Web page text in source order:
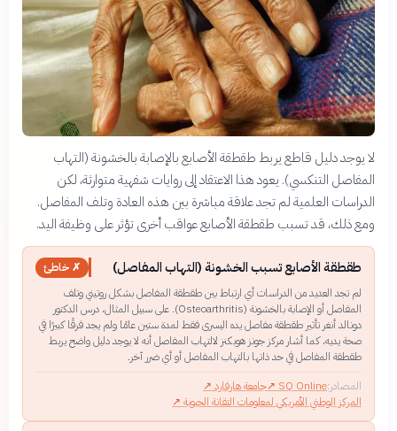
لا يوجد دليل قاطع يربط طقطقة الأصابع بالإصابة بالخشونة (التهاب
المفاصل التنكسي). يعود هذا الاعتقاد إلى روايات شفهية متوارثة، لكن
الدراسات العلمية لم تجد علاقة مباشرة بين هذه العادة وتلف المفاصل.
ومع ذلك، قد تسبب طقطقة الأصابع عواقب أخرى تؤثر على وظيفة اليد.
طقطقة الأصابع تسبب الخشونة (التهاب المفاصل)
✗ خاطئ
لم تجد العديد من الدراسات أي ارتباط بين طقطقة المفاصل بشكل روتيني وتلف
المفاصل أو الإصابة بالخشونة (Osteoarthritis). على سبيل المثال، درس الدكتور
دونالد أنغر تأثير طقطقة مفاصل يده اليسرى فقط لمدة ستين عامًا ولم يجد فرقًا كبيرًا في
صحة يديه، كما أشار مركز جونز هوبكنز لالتهاب المفاصل أنه لا يوجد دليل واضح يربط
طقطقة المفاصل في حد ذاتها بالتهاب المفاصل أو أي ضرر آخر.
المصادر:SQ Online
↗جامعة هارفارد ↗
المركز الوطني الأمريكي لمعلومات التقانة الحيوية ↗